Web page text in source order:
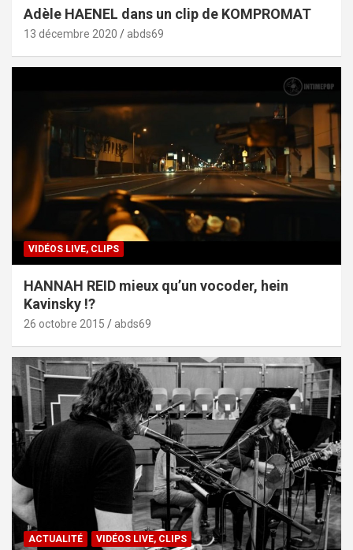
Adèle HAENEL dans un clip de KOMPROMAT
13 décembre 2020 abds69
VIDÉOS LIVE, CLIPS
HANNAH REID mieux qu’un vocoder, hein
Kavinsky !?
26 octobre 2015 abds69
ACTUALITÉ VIDÉOS LIVE, CLIPS